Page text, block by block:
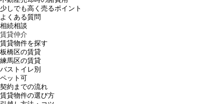
少しでも高く売るポイント
よくある質問
相続相談
賃貸仲介
賃貸物件を探す
板橋区の賃貸
練馬区の賃貸
バストイレ別
ペット可
契約までの流れ
賃貸物件の選び方